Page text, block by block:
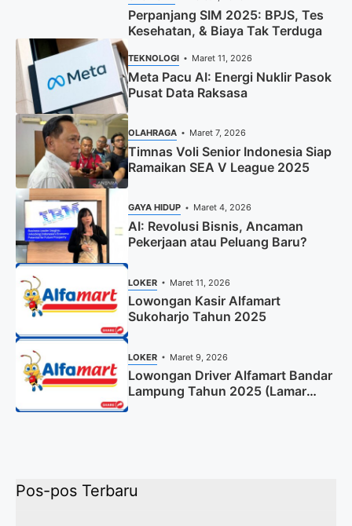
Perpanjang SIM 2025: BPJS, Tes
Kesehatan, & Biaya Tak Terduga
TEKNOLOGI Maret 11, 2026
Meta Pacu AI: Energi Nuklir Pasok
Pusat Data Raksasa
OLAHRAGA Maret 7, 2026
Timnas Voli Senior Indonesia Siap
Ramaikan SEA V League 2025
GAYA HIDUP Maret 4, 2026
AI: Revolusi Bisnis, Ancaman
Pekerjaan atau Peluang Baru?
LOKER Maret 11, 2026
Lowongan Kasir Alfamart
Sukoharjo Tahun 2025
LOKER Maret 9, 2026
Lowongan Driver Alfamart Bandar
Lampung Tahun 2025 (Lamar
Sekarang)
Pos-pos Terbaru